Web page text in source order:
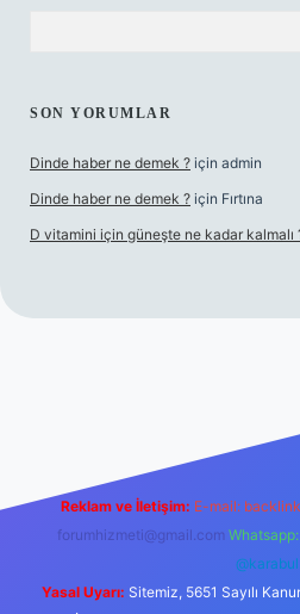
SON YORUMLAR
Dinde haber ne demek ? için admin
Dinde haber ne demek ? için Fırtına
D vitamini için güneşte ne kadar kalmalı
Reklam ve İletişim: E-mail:
forumhizmeti@gmail.com
@karabul
Yasal Uyarı: Sitemiz, 5651 Sayılı